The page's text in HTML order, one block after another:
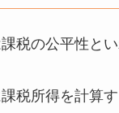
税の公平性とい
税所得を計算